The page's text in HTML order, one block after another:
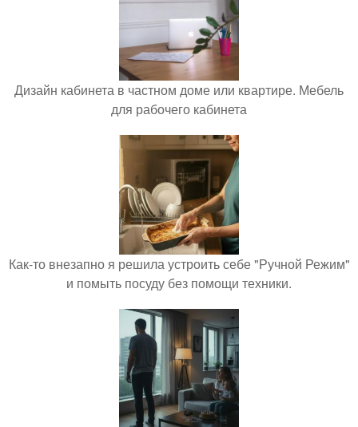
Дизайн кабинета в частном доме или квартире. Мебель
для рабочего кабинета
Как-то внезапно я решила устроить себе "Ручной Режим"
и помыть посуду без помощи техники.